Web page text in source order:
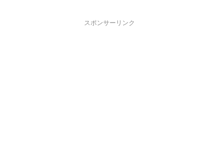
スポンサーリンク